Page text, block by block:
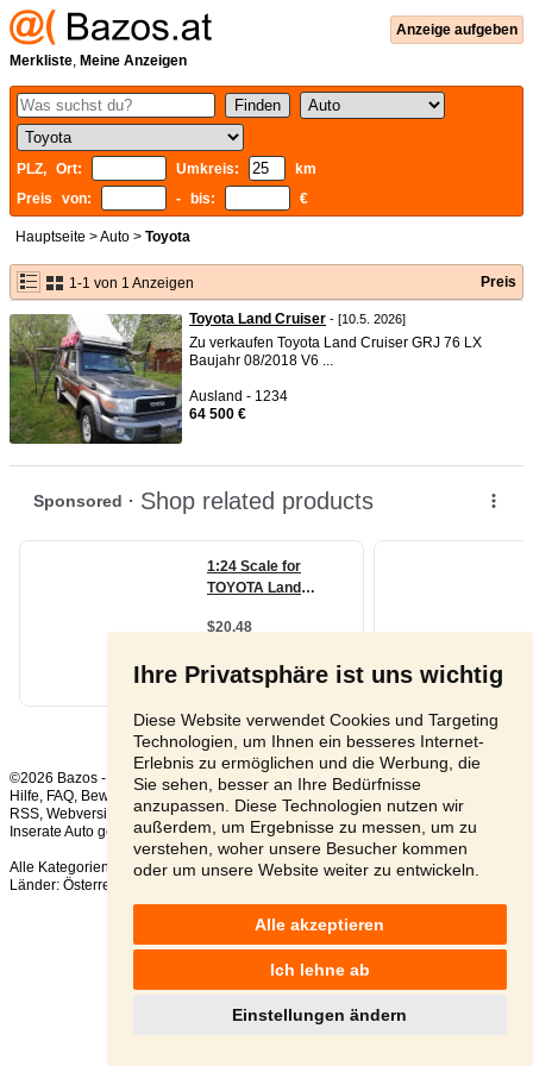
Ihre Privatsphäre ist uns wichtig
Diese Website verwendet Cookies und Targeting
Technologien, um Ihnen ein besseres Internet-
Erlebnis zu ermöglichen und die Werbung, die
Sie sehen, besser an Ihre Bedürfnisse
anzupassen. Diese Technologien nutzen wir
außerdem, um Ergebnisse zu messen, um zu
verstehen, woher unsere Besucher kommen
oder um unsere Website weiter zu entwickeln.
Alle akzeptieren
Ich lehne ab
Einstellungen ändern
Anzeige aufgeben
Merkliste, Meine Anzeigen
PLZ, Ort: Umkreis:
km
Preis von:
- bis: €
Hauptseite >Auto > Toyota
1-1 von 1 Anzeigen Preis
Toyota Land Cruiser - [10.5. 2026]
Zu verkaufen Toyota Land Cruiser GRJ 76 LX
Baujahr 08/2018 V6 ...
Ausland - 1234
64 500 €
©2026 Bazos -
Kleinanzeigen, Bazar Toyota
Hilfe, FAQ, Bewertung , Nutzungsbedingungen Datenschutzerklärung
RSS,
Inserate Auto gesamt:141, in 24 Stunden:6
Alle Kategorien
Beliebte Suchen
Länder: Österreich